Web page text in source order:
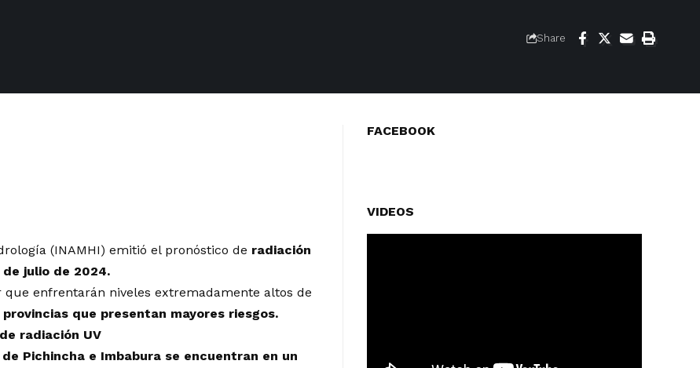
Share
(INAMHI) emitió el pronóstico de radiación
julio de 2024.
enfrentarán niveles extremadamente altos de
que presentan mayores riesgos.
radiación UV
Pichincha e Imbabura se encuentran en un
FACEBOOK
VIDEOS